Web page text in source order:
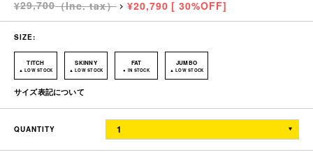
29,700 > 20,790 30
SIZE:
TITCH SKINNY FAT JUMBO
サイズ表記について
ウエスト 渡り幅 股上 レングス
裾幅
86 40.9 33 65.5
20.5
QUANTITY